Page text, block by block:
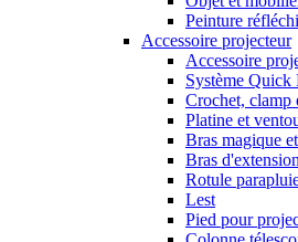
Peinture
Accessoire projecteur
Accessoire
Système Quick
Crochet, clamp
Platine et
Bras magique
Bras d'extension
Rotule
Lest
Pied pour